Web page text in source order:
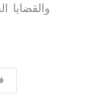
والقضايا